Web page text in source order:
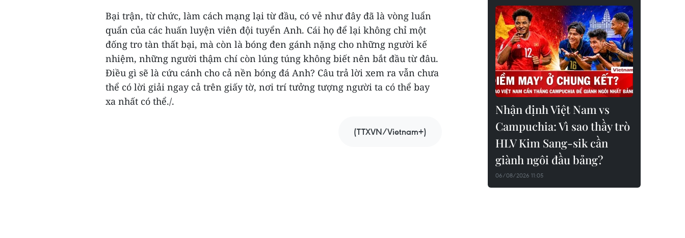
Bại trận, từ chức, làm cách mạng lại từ đầu, có vẻ như đây đã là vòng luẩn
quẩn của các huấn luyện viên đội tuyển Anh. Cái họ để lại không chỉ một
đống tro tàn thất bại, mà còn là bóng đen gánh nặng cho những người kế
nhiệm, những người thậm chí còn lúng túng không biết nên bắt đầu từ đâu.
Điều gì sẽ là cứu cánh cho cả nền bóng đá Anh? Câu trả lời xem ra vẫn chưa
thể có lời giải ngay cả trên giấy tờ, nơi trí tưởng tượng người ta có thể bay
xa nhất có thể./.
(TTXVN/Vietnam+)
Nhận định Việt Nam vs
Campuchia: Vì sao thầy trò
HLV Kim Sang-sik cần
giành ngôi đầu bảng?
06/08/2026 11:05